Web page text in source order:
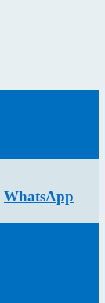
WhatsApp